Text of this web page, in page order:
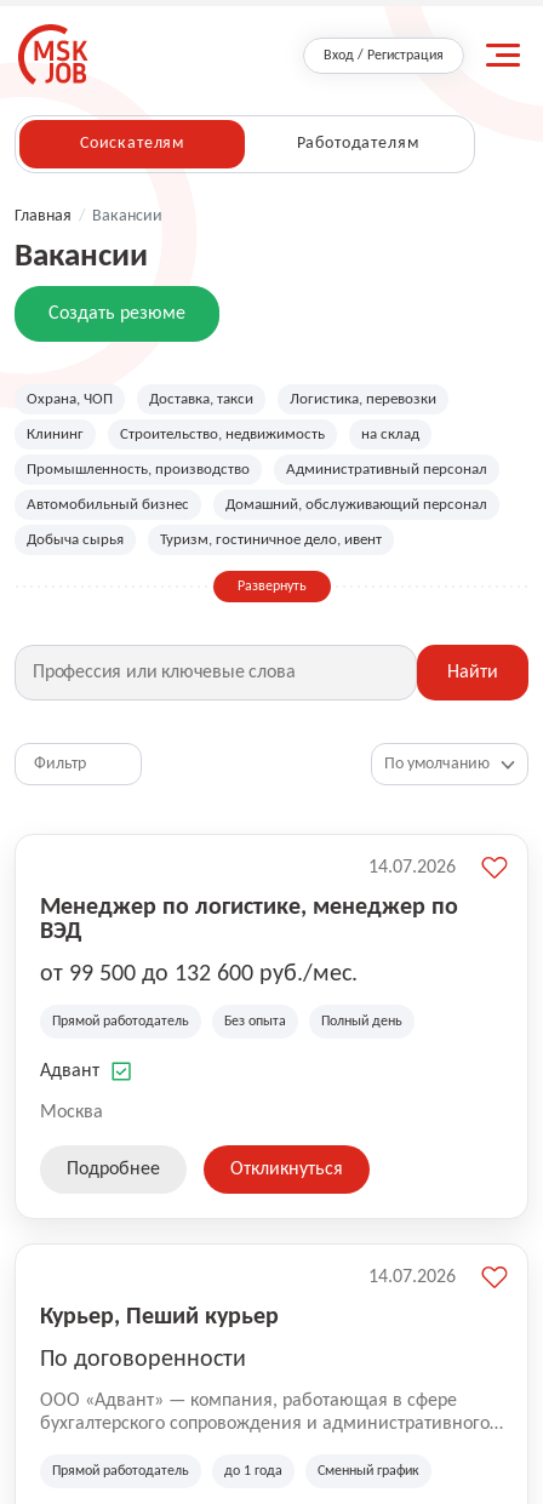
Вход / Регистрация
Соискателям Работодателям
Главная / Вакансии
Вакансии
Создать резюме
Охрана, ЧОП Доставка, такси Логистика, перевозки
Клининг Строительство, недвижимость на склад
Промышленность, производство Административный персонал
Автомобильный бизнес Домашний, обслуживающий персонал
Добыча сырья Туризм, гостиничное дело, ивент
Дизайн, искусство, ивент
Фитнес, красота, спорт Страхование
Медицина, фармацевтика Маркетинг, PR, реклама
HR, управление персоналом
Топ менеджмент, руководители
Развернуть
Найти
Фильтр
Менеджер по логистике, менеджер по
ВЭД
от 99 500 до 132 600 руб./мес.
Прямой работодатель Без опыта Полный день
Адвант
Москва
14.07.2026
Подробнее Откликнуться
Курьер, Пеший курьер
По договоренности
ООО «Адвант» — компания, работающая в сфере
бухгалтерского сопровождения и административного
зарегистрирована в Санкт-Петербурге и
Прямой работодатель до 1 года Сменный график
14.07.2026